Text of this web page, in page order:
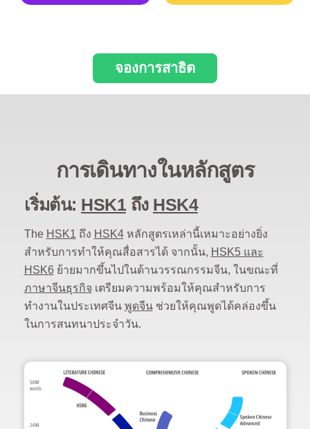
จองการสาธิต
การเดินทางในหลักสูตร
เริ่มต้น: HSK1ถึง HSK4
The HSK1 ถึง HSK4หลักสูตรเหล่านี้เหมาะอย่างยิ่ง
สำหรับการทำให้คุณสื่อสารได้ จากนั้น, HSK5 และ
HSK6 ย้ายมากขึ้นไปในด้านวรรณกรรมจีน, ในขณะที่
ภาษาจีนธุรกิจ เตรียมความพร้อมให้คุณสำหรับการ
ทำงานในประเทศจีน พูดจีนช่วยให้คุณพูดได้คล่องขึ้น
ในการสนทนาประจำวัน.